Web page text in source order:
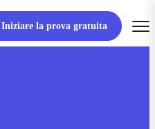
Iniziare la prova gratuita